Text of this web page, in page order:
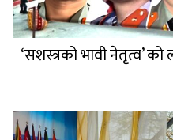
‘सशस्त्रको भावी नेतृत्व’ को